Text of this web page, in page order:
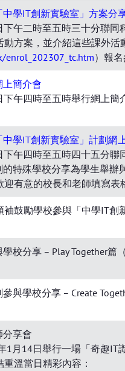
學IT創新實驗室」方案分
午二時至五時三十分聯
方案，並介紹這些課外
enrol_202307_tc.htm）報名
上簡介會
午四時至五時舉行網上
學IT創新實驗室」計劃網
午四時至五時四十五分
的特殊學校分享為學生舉
有意的校長和老師填寫表
鼓勵學校參與「中學IT創
校分享 – Play Together篇
與學校分享 – Create
分享會
1月14日舉行一場「奇趣IT
溫當日精彩內容：